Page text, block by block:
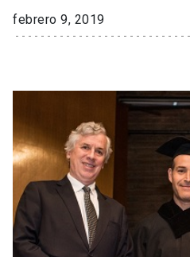
febrero 9, 2019